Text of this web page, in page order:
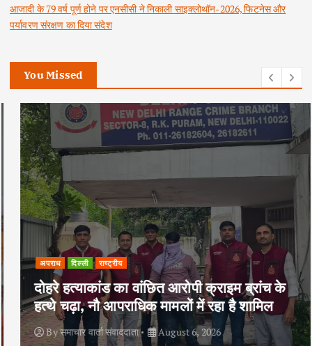
आजादी के 79 वर्ष पूर्ण होने पर एनसीसी ने निकाली साइक्लोथॉन-2026, फिटनेस और
पर्यावरण संरक्षण का दिया संदेश
You Missed
अपराध दिल्ली राष्ट्रीय
दोहरे हत्याकांड का वांछित आरोपी क्राइम ब्रांच के
हत्थे चढ़ा, नौ आपराधिक मामलों में रहा है शामिल
Byसमाचार वार्ता संवाददाता August 6, 2026